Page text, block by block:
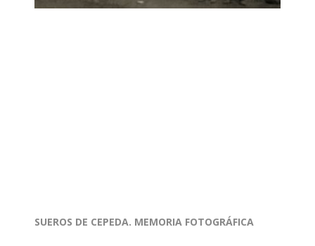
SUEROS DE CEPEDA. MEMORIA FOTOGRÁFICA